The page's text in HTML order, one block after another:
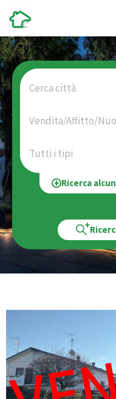
Cerca città
Vendita/Affitto/
Tutti i tipi
Ricerca